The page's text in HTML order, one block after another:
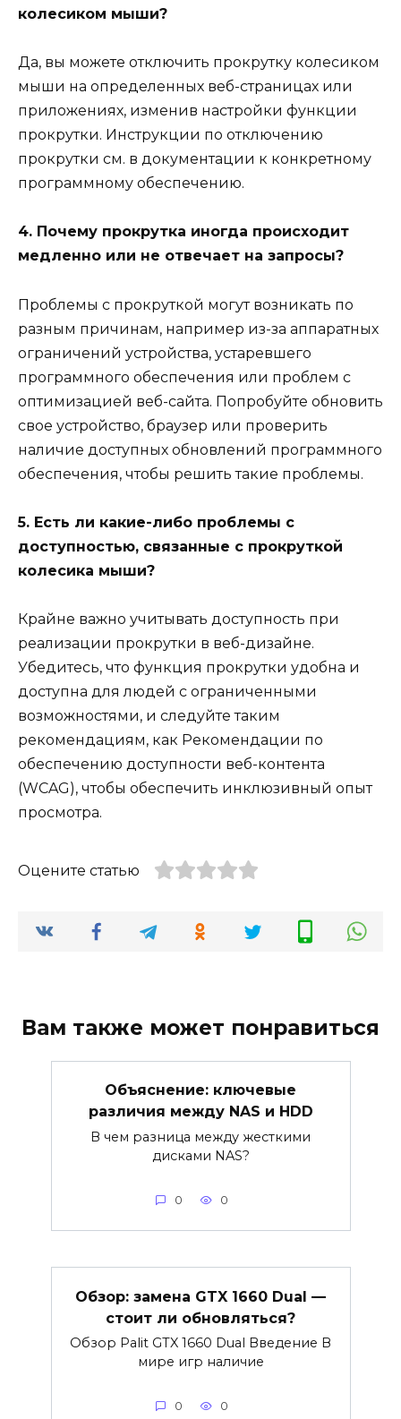
колесиком мыши?
Да, вы можете отключить прокрутку колесиком
мыши на определенных веб-страницах или
приложениях, изменив настройки функции
прокрутки. Инструкции по отключению
прокрутки см. в документации к конкретному
программному обеспечению.
4. Почему прокрутка иногда происходит
медленно или не отвечает на запросы?
Проблемы с прокруткой могут возникать по
разным причинам, например из-за аппаратных
ограничений устройства, устаревшего
программного обеспечения или проблем с
оптимизацией веб-сайта. Попробуйте обновить
свое устройство, браузер или проверить
наличие доступных обновлений программного
обеспечения, чтобы решить такие проблемы.
5. Есть ли какие-либо проблемы с
доступностью, связанные с прокруткой
колесика мыши?
Крайне важно учитывать доступность при
реализации прокрутки в веб-дизайне.
Убедитесь, что функция прокрутки удобна и
доступна для людей с ограниченными
возможностями, и следуйте таким
рекомендациям, как Рекомендации по
обеспечению доступности веб-контента
(WCAG), чтобы обеспечить инклюзивный опыт
просмотра.
Оцените статью
Вам также может понравиться
Объяснение: ключевые
различия между NAS и HDD
В чем разница между жесткими
дисками NAS?
0 0
Обзор: замена GTX 1660 Dual —
стоит ли обновляться?
Обзор Palit GTX 1660 Dual Введение В
мире игр наличие
0 0